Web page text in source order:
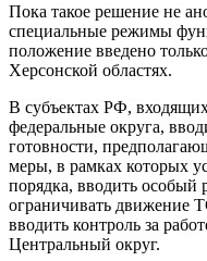
Пока такое решение не
специальные режимы
положение введено
Херсонской областях.
В субъектах РФ,
федеральные округа,
готовности,
меры, в рамках которых
порядка, вводить
ограничивать движение
вводить контроль за
Центральный округ.